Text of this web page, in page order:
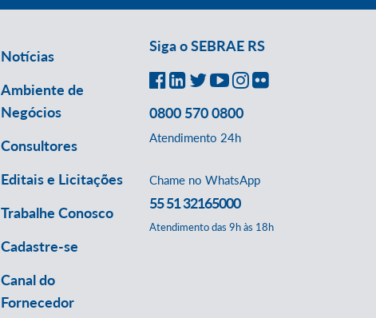
Notícias
Ambiente de
Negócios
Consultores
Editais e Licitações
Trabalhe Conosco
Cadastre-se
Canal do
Fornecedor
Siga o SEBRAE RS
0800 570 0800
Atendimento 24h
Chame no WhatsApp
55 51 32165000
Atendimento das 9h às 18h